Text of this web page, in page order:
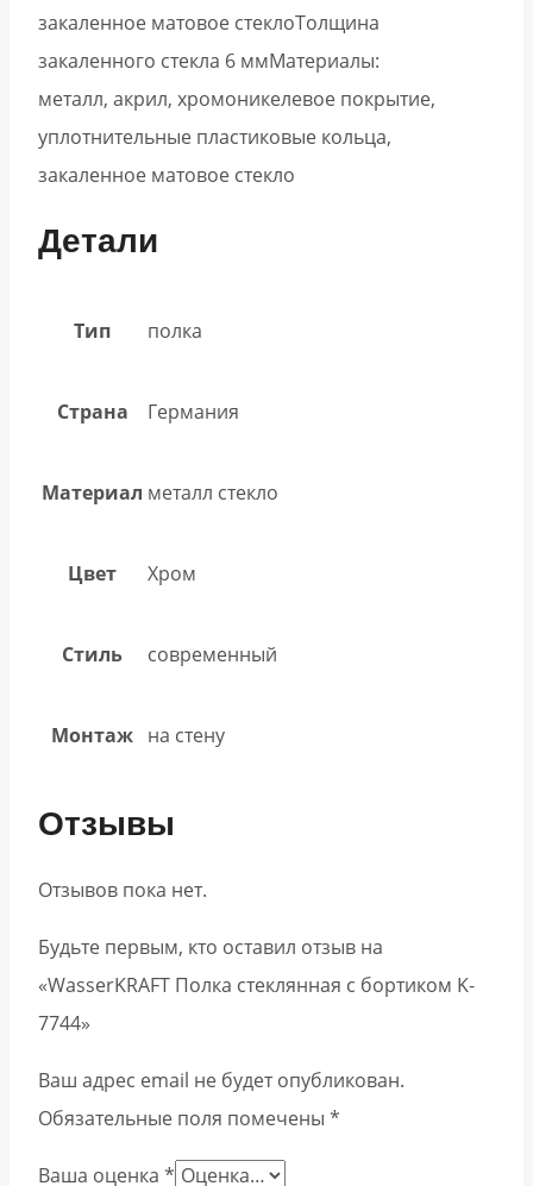
закаленное матовое стеклоТолщина
закаленного стекла 6 ммМатериалы:
металл, акрил, хромоникелевое покрытие,
уплотнительные пластиковые кольца,
закаленное матовое стекло
Детали
Тип полка
Страна Германия
Материал металл стекло
Цвет Хром
Стиль современный
Монтаж на стену
Отзывы
Отзывов пока нет.
Будьте первым, кто оставил отзыв на
«WasserKRAFT Полка стеклянная с бортиком K-
7744»
Ваш адрес email не будет опубликован.
Обязательные поля помечены *
Ваша оценка *